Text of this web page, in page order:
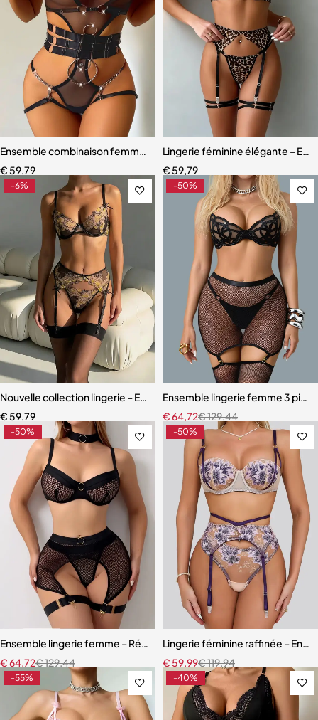
Ensemble combinaison femme – Maille ajourée avec ceinture
€ 59,79
Lingerie féminine élégante –
€ 59,79
-6%
Nouvelle collection lingerie – Ensemble 3 pièces en dentelle florale
€ 59,79
-50%
Ensemble lingerie femme 3
€129,44
€64,72
-50%
Ensemble lingerie femme – Résille élégante avec porte-jarretelles
€129,44
€64,72
-50%
Lingerie féminine raffinée –
€119,94
€ 59,99
-55% -40%